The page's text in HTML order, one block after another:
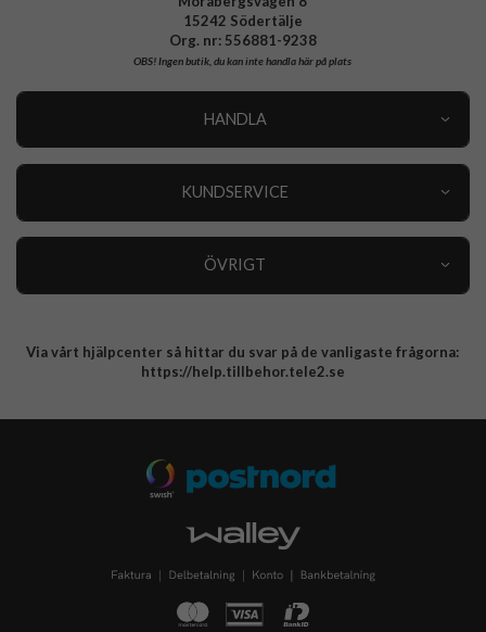
15242 Södertälje
Org. nr: 556881-9238
OBS!Ingen butik, du kan inte handla här på plats
HANDLA
KUNDSERVICE
ÖVRIGT
Integritetspolicy
Via vårt hjälpcenter så hittar du svar på de vanligaste frågorna:
https://help.tillbehor.tele2.se